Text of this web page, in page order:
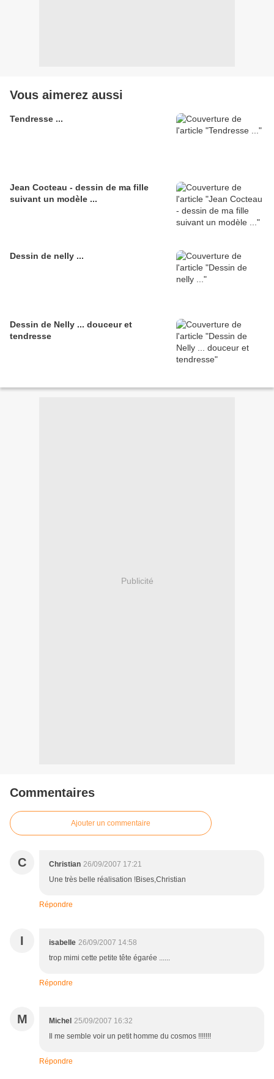
Vous aimerez aussi
Tendresse ...
Jean Cocteau - dessin de ma fille
suivant un modèle ...
Dessin de nelly ...
Dessin de Nelly ... douceur et
tendresse
Publicité
Commentaires
Ajouter un commentaire
C Christian 26/09/2007 17:21
Une très belle réalisation !Bises,Christian
Répondre
I isabelle 26/09/2007 14:58
trop mimi cette petite tête égarée ......
Répondre
M Michel 25/09/2007 16:32
Il me semble voir un petit homme du cosmos !!!!!!!
Répondre